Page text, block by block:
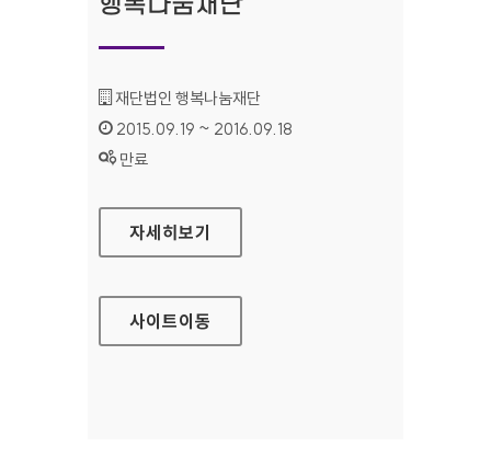
기관명 :
재단법인 행복나눔재단
인증기간 :
2015.09.19 ~ 2016.09.18
상태 :
만료
행복나눔재단
자세히보기
사이트이동